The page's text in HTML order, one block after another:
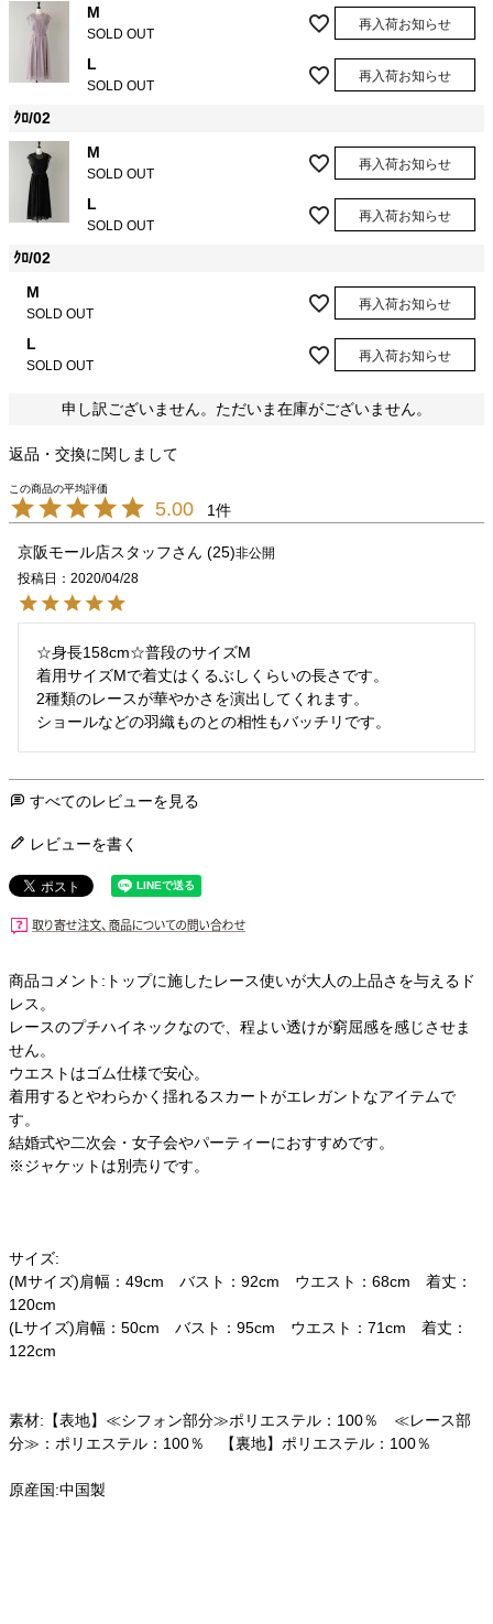
M
SOLD OUT
再入荷お知らせ
L
SOLD OUT
再入荷お知らせ
ｸﾛ/02
M
SOLD OUT
再入荷お知らせ
L
SOLD OUT
再入荷お知らせ
ｸﾛ/02
M
SOLD OUT
再入荷お知らせ
L
SOLD OUT
再入荷お知らせ
申し訳ございません。ただいま在庫がございません。
返品・交換に関しまして
5.00 1
京阪モール店スタッフ 25 非公開
投稿日
2020/04/28
☆身長158cm☆普段のサイズM
着用サイズMで着丈はくるぶしくらいの長さです。
2種類のレースが華やかさを演出してくれます。
ショールなどの羽織ものとの相性もバッチリです。
すべてのレビューを見る
レビューを書く
商品コメント:トップに施したレース使いが大人の上品さを与えるド
レス。
レースのプチハイネックなので、程よい透けが窮屈感を感じさせま
せん。
ウエストはゴム仕様で安心。
着用するとやわらかく揺れるスカートがエレガントなアイテムで
す。
結婚式や二次会・女子会やパーティーにおすすめです。
※ジャケットは別売りです。
サイズ:
(Mサイズ)肩幅：49cm バスト：92cm ウエスト：68cm 着丈：
120cm
(Lサイズ)肩幅：50cm バスト：95cm ウエスト：71cm 着丈：
122cm
素材:【表地】≪シフォン部分≫ポリエステル：100％ ≪レース部
分≫：ポリエステル：100％ 【裏地】ポリエステル：100％
原産国:中国製